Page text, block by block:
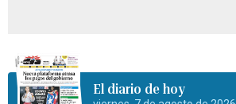
El diario de hoy